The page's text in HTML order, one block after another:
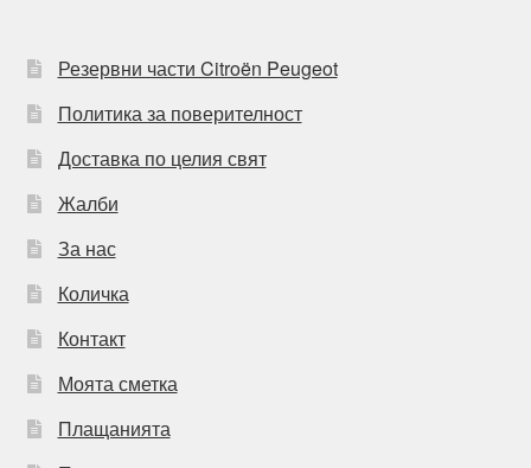
Резервни части Citroën Peugeot
Политика за поверителност
Доставка по целия свят
Жалби
За нас
Количка
Контакт
Моята сметка
Плащанията